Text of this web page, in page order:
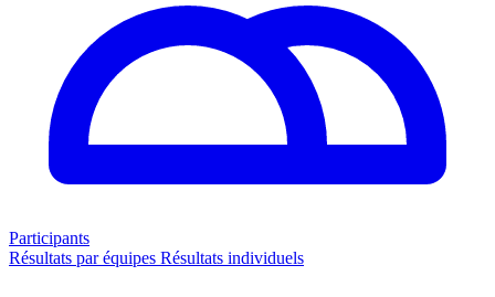
Participants
Résultats par équipes Résultats individuels